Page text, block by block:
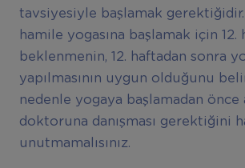
tavsiyesiyle başlamak
hamile yogasına başlamak için 12.
beklenmenin, 12. haftadan sonra
yapılmasının uygun olduğunu
nedenle yogaya başlamadan önce
doktoruna danışması gerektiğini
unutmamalısınız.